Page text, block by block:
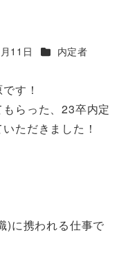
11日 カテゴリー
内定者
す！
らった、23卒内定
ただきました！
)に携われる仕事で